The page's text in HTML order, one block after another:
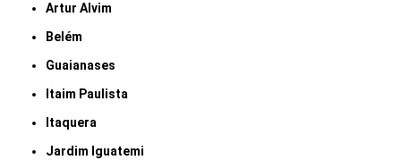
Artur Alvim
Belém
Guaianases
Itaim Paulista
Itaquera
Jardim Iguatemi